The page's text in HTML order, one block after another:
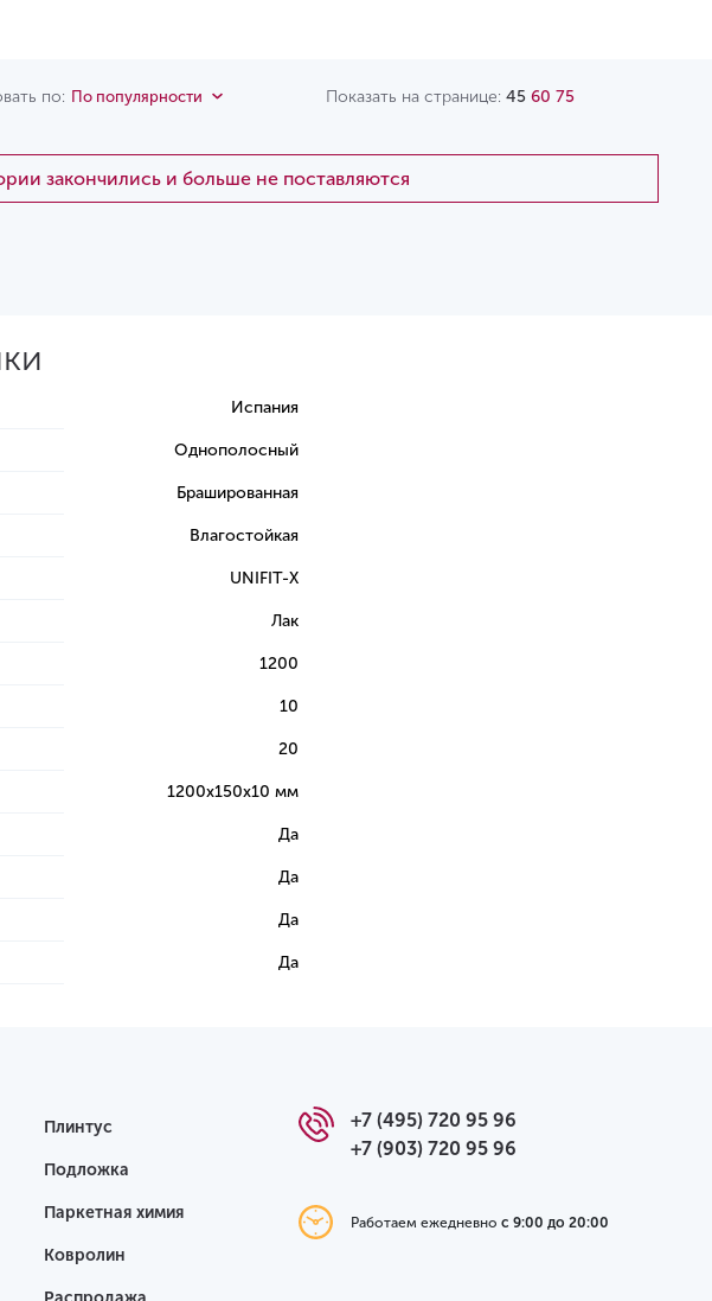
по: По популярности Показать на странице: 45 60 75
закончились и больше не поставляются
Испания
Однополосный
Брашированная
Влагостойкая
UNIFIT-X
Лак
1200
10
20
1200х150х10 мм
Да
Да
Да
Да
Плинтус
Подложка
Паркетная химия
Ковролин
+7 (495) 720 95 96
+7 (903) 720 95 96
Работаем ежедневнос 9:00 до 20:00